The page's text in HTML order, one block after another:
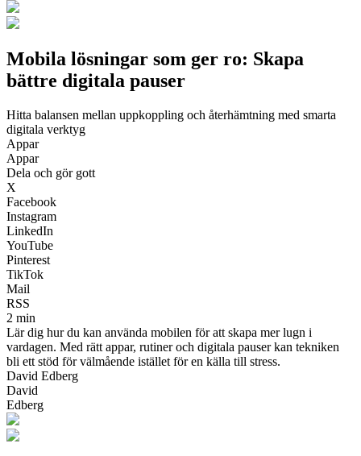
Mobila lösningar som ger ro: Skapa
bättre digitala pauser
Hitta balansen mellan uppkoppling och återhämtning med smarta
digitala verktyg
Appar
Appar
Dela och gör gott
X
Facebook
Instagram
LinkedIn
YouTube
Pinterest
TikTok
Mail
RSS
2 min
Lär dig hur du kan använda mobilen för att skapa mer lugn i
vardagen. Med rätt appar, rutiner och digitala pauser kan tekniken
bli ett stöd för välmående istället för en källa till stress.
David Edberg
David
Edberg